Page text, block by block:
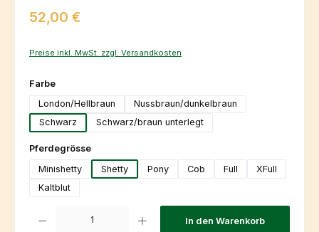
Regulärer Preis:
52,00 €
Preise inkl. MwSt. zzgl. Versandkosten
Farbeauswählen
London/Hellbraun
Nussbraun/dunkelbraun
Schwarz
Schwarz/braun unterlegt
Pferdegrösseauswählen
Minishetty
Shetty Pony Cob Full
XFull
Kaltblut
In den Warenkorb